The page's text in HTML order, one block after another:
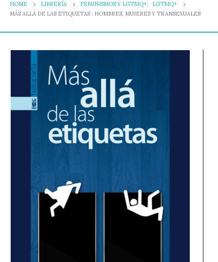
HOME LIBRERÍA FEMINISMOS Y LGTBIQ+,
LGTBIQ+
MÁS ALLÁ DE LAS ETIQUETAS : HOMBRES, MUJERES Y TRANSEXUALES